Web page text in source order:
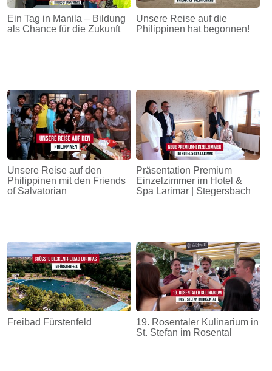
Ein Tag in Manila – Bildung
als Chance für die Zukunft
Unsere Reise auf die
Philippinen hat begonnen!
Unsere Reise auf den
Philippinen mit den Friends
of Salvatorian
Präsentation Premium
Einzelzimmer im Hotel &
Spa Larimar | Stegersbach
Freibad Fürstenfeld
19. Rosentaler Kulinarium in
St. Stefan im Rosental